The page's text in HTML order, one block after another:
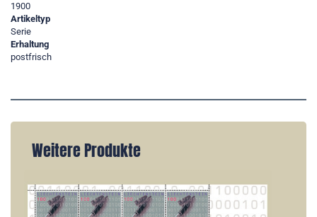
1900
Artikeltyp
Serie
Erhaltung
postfrisch
Weitere Produkte